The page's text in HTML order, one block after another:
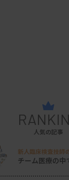
人気の記事
新人臨床検査技
回］
チーム医療の中